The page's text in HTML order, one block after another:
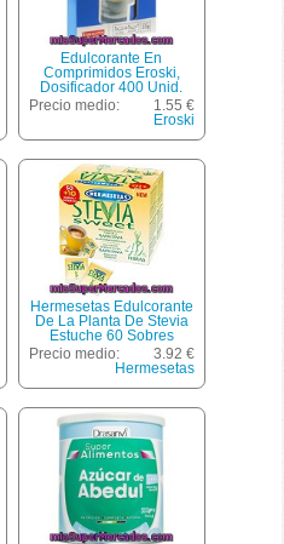
Edulcorante En
Comprimidos Eroski,
Dosificador 400 Unid.
Precio medio:
1.55 €
Eroski
Hermesetas Edulcorante
De La Planta De Stevia
Estuche 60 Sobres
Precio medio:
3.92 €
Hermesetas